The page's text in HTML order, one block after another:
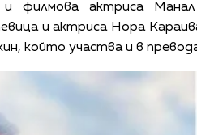
и филмова актриса
и актриса Нора
който участва и в